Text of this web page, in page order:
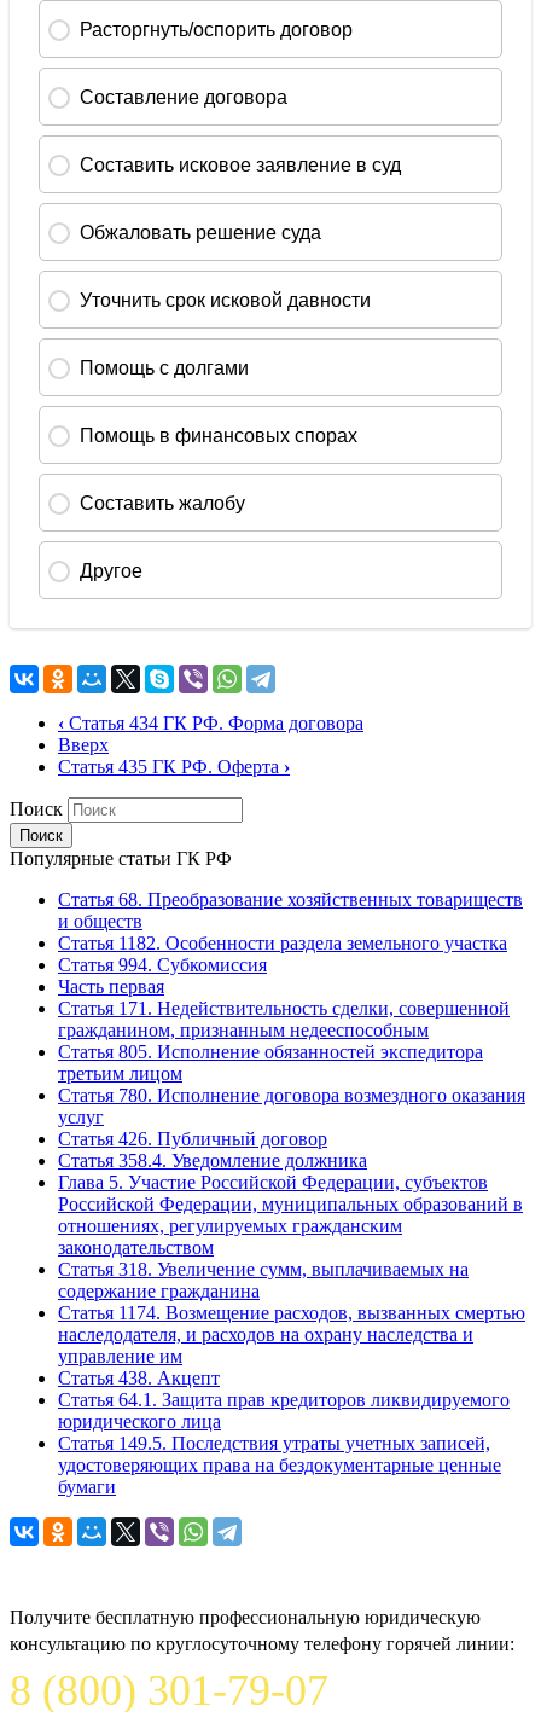
‹ Статья 434 ГК РФ. Форма договора
Вверх
Статья 435 ГК РФ. Оферта ›
Поиск
Популярные статьи ГК РФ
Статья 68. Преобразование хозяйственных товариществ
и обществ
Статья 1182. Особенности раздела земельного участка
Статья 994. Субкомиссия
Часть первая
Статья 171. Недействительность сделки, совершенной
гражданином, признанным недееспособным
Статья 805. Исполнение обязанностей экспедитора
третьим лицом
Статья 780. Исполнение договора возмездного оказания
услуг
Статья 426. Публичный договор
Статья 358.4. Уведомление должника
Глава 5. Участие Российской Федерации, субъектов
Российской Федерации, муниципальных образований в
отношениях, регулируемых гражданским
законодательством
Статья 318. Увеличение сумм, выплачиваемых на
содержание гражданина
Статья 1174. Возмещение расходов, вызванных смертью
наследодателя, и расходов на охрану наследства и
управление им
Статья 438. Акцепт
Статья 64.1. Защита прав кредиторов ликвидируемого
юридического лица
Статья 149.5. Последствия утраты учетных записей,
удостоверяющих права на бездокументарные ценные
бумаги
Получите бесплатную профессиональную юридическую
консультацию по круглосуточному телефону горячей линии:
8 (800) 301-79-07